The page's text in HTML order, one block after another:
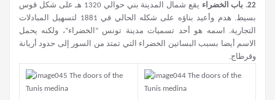
22. باب الخضراء
يقع شمال المدينة بني حوالي 1320 هـ على شكل قوس
بسيط. هدم وأعيد بناؤه على شكله الحالي في 1881 لتسهيل المبادلات
التجارية. اسمه هو أحد تسميات مدينة تونس “الخضراء”، ولكنه يحمل
الاسم أيضا بسبب البساتين الخضراء التي تمتد من السور إلى حدود أريانة
وقرطاج.